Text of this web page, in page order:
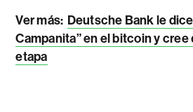
Ver más: Deutsche Bank le
Campanita” en el bitcoin y
etapa